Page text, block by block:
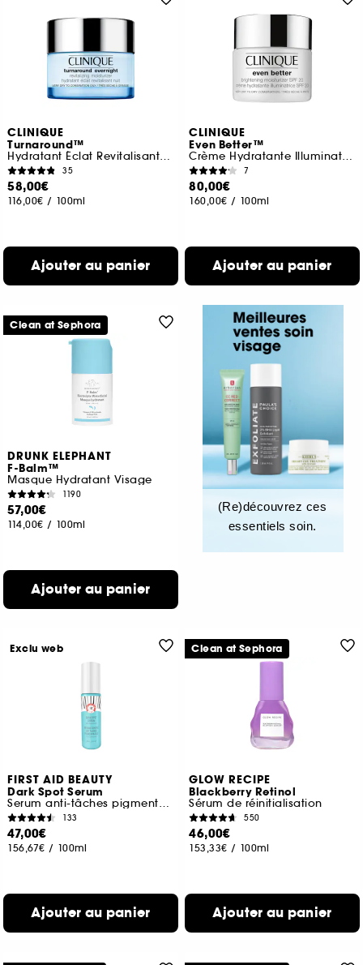
CLINIQUE
Turnaround™
Hydratant Éclat Revitalisant Nuit
35
58,00€
116,00€ / 100ml
Ajouter au panier
CLINIQUE
Even Better™
Crème Hydratante Illuminatrice SPF 20
7
80,00€
160,00€ / 100ml
Ajouter au panier
DRUNK ELEPHANT
F-Balm™
Masque Hydratant Visage
1190
57,00€
114,00€ / 100ml
Ajouter au panier
Clean at Sephora
(Re)découvrez ces
essentiels soin.
FIRST AID BEAUTY
Dark Spot Serum
Serum anti-tâches pigmentaires à la Niacinamide
133
47,00€
156,67€ / 100ml
Ajouter au panier
Exclu web
GLOW RECIPE
Blackberry Retinol
Sérum de réinitialisation
550
46,00€
153,33€ / 100ml
Ajouter au panier
Clean at Sephora